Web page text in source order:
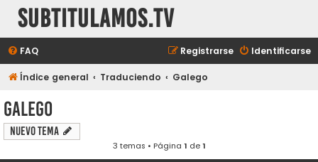
subtitulamos.tv
FAQ Identificarse
Registrarse
Índice general Traduciendo Galego
Galego
Nuevo Tema
3 temas • Página 1 de1